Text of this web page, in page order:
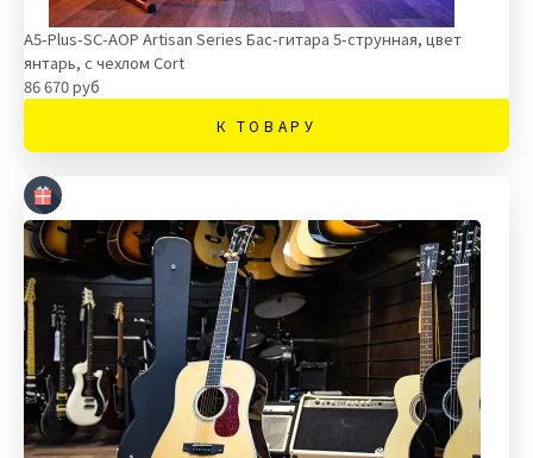
A5-Plus-SC-AOP Artisan Series Бас-гитара 5-струнная, цвет
янтарь, с чехлом Cort
86 670 руб
К ТОВАРУ